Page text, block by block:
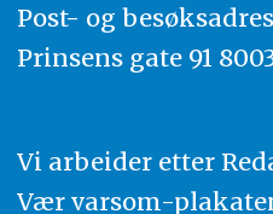
Post- og
Prinsens gate 91
Vi arbeider etter
Vær varsom-